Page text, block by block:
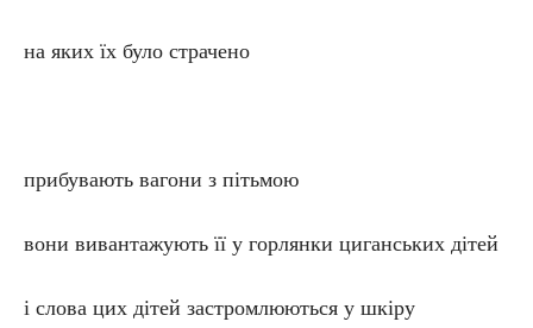
на яких їх було страчено
прибувають вагони з пітьмою
вони вивантажують її у горлянки циганських дітей
і слова цих дітей застромлюються у шкіру